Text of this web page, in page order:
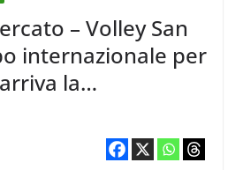
– Volley San
internazionale per
la
lettone Kristine